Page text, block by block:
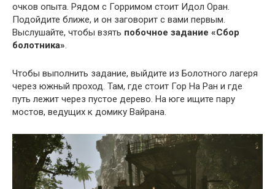
очков опыта. Рядом с Горримом стоит Идол Оран.
Подойдите ближе, и он заговорит с вами первым.
Выслушайте, чтобы взять побочное задание «Сбор
болотника»
Чтобы выполнить задание, выйдите из Болотного лагеря
через южный проход. Там, где стоит Гор На Ран и где
путь лежит через пустое дерево. На юге ищите пару
мостов, ведущих к домику Вайрана.